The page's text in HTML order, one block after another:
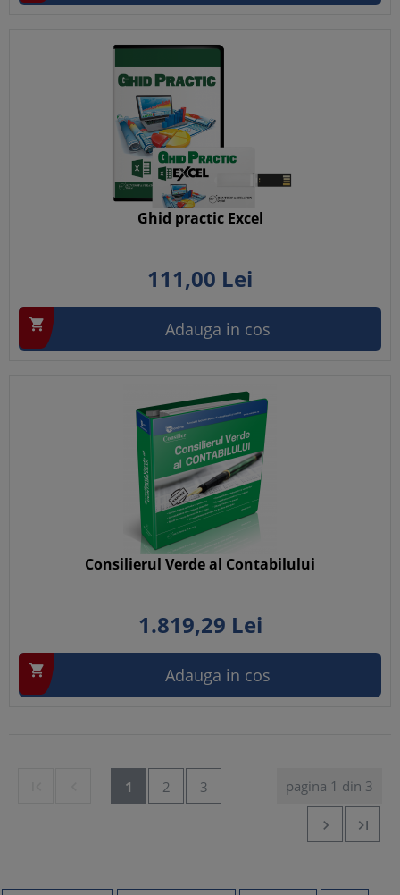
Ghid practic Excel
111,00 Lei
 Adauga in cos
Consilierul Verde al Contabilului
1.819,29 Lei
 Adauga in cos
1 2 3 pagina 1 din 3

